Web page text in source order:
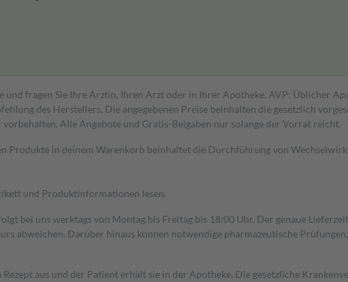
und fragen Sie Ihre Ärztin, Ihren Arzt oder in Ihrer Apotheke. AVP: Üblicher
des Herstellers. Die angegebenen Preise beinhalten die gesetzlich
Alle Angebote und Gratis-Beigaben nur solange der Vorrat reicht.
Produkte in deinem Warenkorb beinhaltet die Durchführung von
und Produktinformationen lesen.
bei uns werktags von Montag bis Freitag bis 18:00 Uhr. Der genaue
abweichen. Darüber hinaus können notwendige pharmazeutische
aus und der Patient erhält sie in der Apotheke. Die gesetzliche